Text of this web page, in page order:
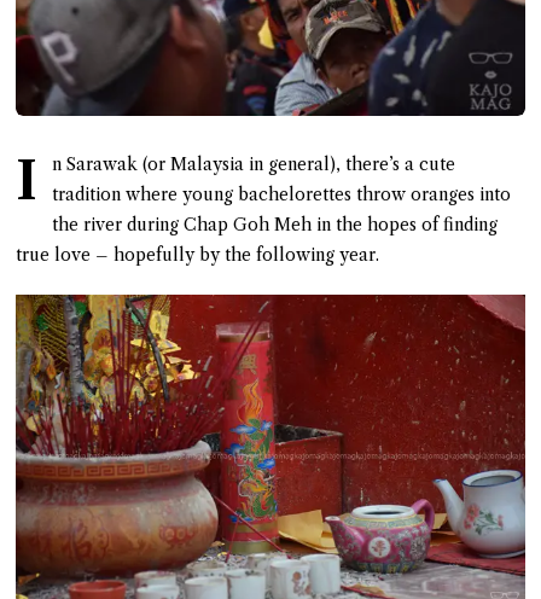
I
n Sarawak (or Malaysia in general), there’s a cute
tradition where young bachelorettes throw oranges into
the river during Chap Goh Meh in the hopes of finding
true love – hopefully by the following year.